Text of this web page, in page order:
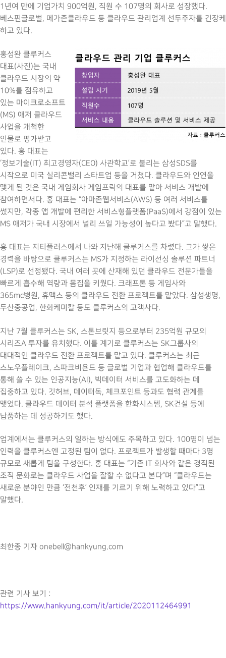
1년여 만에 기업가치 900억원, 직원 수 107명의 회사로 성장했다.
베스핀글로벌, 메가존클라우드 등 클라우드 관리업계 선두주자를 긴장케
하고 있다.
홍성완 클루커스
대표(사진)는 국내
클라우드 시장의 약
10%를 점유하고
있는 마이크로소프트
(MS) 애저 클라우드
사업을 개척한
인물로 평가받고
있다. 홍 대표는
‘정보기술(IT) 최고경영자(CEO) 사관학교’로 불리는 삼성SDS를
시작으로 미국 실리콘밸리 스타트업 등을 거쳤다. 클라우드와 인연을
맺게 된 것은 국내 게임회사 게임프릭의 대표를 맡아 서비스 개발에
참여하면서다. 홍 대표는 “아마존웹서비스(AWS) 등 여러 서비스를
썼지만, 각종 앱 개발에 편리한 서비스형플랫폼(PaaS)에서 강점이 있는
MS 애저가 국내 시장에서 널리 쓰일 가능성이 높다고 봤다”고 말했다.
홍 대표는 지티플러스에서 나와 지난해 클루커스를 차렸다. 그가 쌓은
경력을 바탕으로 클루커스는 MS가 지정하는 라이선싱 솔루션 파트너
(LSP)로 선정됐다. 국내 여러 곳에 산재해 있던 클라우드 전문가들을
빠르게 흡수해 역량과 몸집을 키웠다. 크래프톤 등 게임사와
365mc병원, 휴맥스 등의 클라우드 전환 프로젝트를 맡았다. 삼성생명,
두산중공업, 한화케미칼 등도 클루커스의 고객사다.
지난 7월 클루커스는 SK, 스톤브릿지 등으로부터 235억원 규모의
시리즈A 투자를 유치했다. 이를 계기로 클루커스는 SK그룹사의
대대적인 클라우드 전환 프로젝트를 맡고 있다. 클루커스는 최근
스노우플레이크, 스파크비욘드 등 글로벌 기업과 협업해 클라우드를
통해 쓸 수 있는 인공지능(AI), 빅데이터 서비스를 고도화하는 데
집중하고 있다. 깃허브, 데이터독, 체크포인트 등과도 협력 관계를
맺었다. 클라우드 데이터 분석 플랫폼을 한화시스템, SK건설 등에
납품하는 데 성공하기도 했다.
업계에서는 클루커스의 일하는 방식에도 주목하고 있다. 100명이 넘는
인력을 클루커스엔 고정된 팀이 없다. 프로젝트가 발생할 때마다 3명
규모로 새롭게 팀을 구성한다. 홍 대표는 “기존 IT 회사와 같은 경직된
조직 문화로는 클라우드 사업을 잘할 수 없다고 본다”며 “클라우드는
새로운 분야인 만큼 ‘전천후’ 인재를 기르기 위해 노력하고 있다”고
말했다.
최한종 기자 onebell@hankyung.com
관련 기사 보기 :
https://www.hankyung.com/it/article/2020112464991